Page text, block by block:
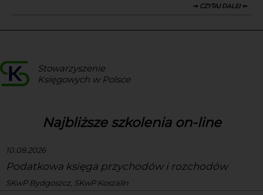
⇒ CZYTAJ DALEJ ⇐
Stowarzyszenie
Księgowych w Polsce
Najbliższe szkolenia on-line
10.08.2026
Podatkowa księga przychodów i rozchodów
SKwP Bydgoszcz, SKwP Koszalin